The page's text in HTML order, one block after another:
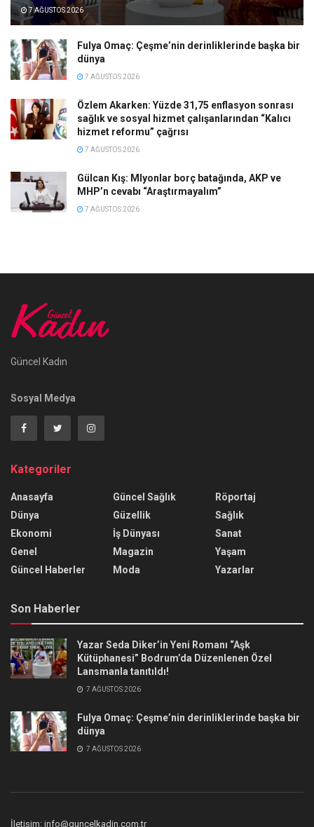
7 AĞUSTOS 2026
Fulya Omaç: Çeşme’nin derinliklerinde başka bir
dünya
7 AĞUSTOS 2026
Özlem Akarken: Yüzde 31,75 enflasyon sonrası
sağlık ve sosyal hizmet çalışanlarından “Kalıcı
hizmet reformu” çağrısı
7 AĞUSTOS 2026
Gülcan Kış: Mlyonlar borç batağında, AKP ve
MHP’n cevabı “Araştırmayalım”
7 AĞUSTOS 2026
Güncel Kadın
Sosyal Medya
Kategoriler
Anasayfa
Dünya
Ekonomi
Genel
Güncel Haberler
Güncel Sağlık
Güzellik
İş Dünyası
Magazin
Moda
Röportaj
Sağlık
Sanat
Yaşam
Yazarlar
Son Haberler
Yazar Seda Diker’in Yeni Romanı “Aşk
Kütüphanesi” Bodrum’da Düzenlenen Özel
Lansmanla tanıtıldı!
7 AĞUSTOS 2026
Fulya Omaç: Çeşme’nin derinliklerinde başka bir
dünya
7 AĞUSTOS 2026
İletişim: info@guncelkadin.com.tr